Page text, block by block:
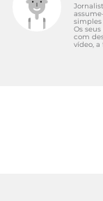
Os
com
vídeo,